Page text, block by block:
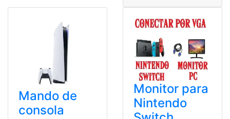
Mando de
consola
Monitor para
Nintendo